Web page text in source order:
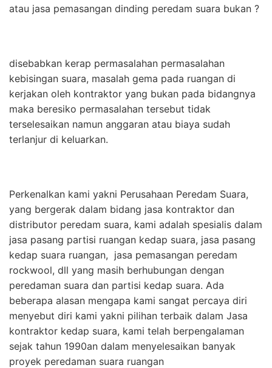
atau jasa pemasangan dinding peredam suara bukan ?
disebabkan kerap permasalahan permasalahan
kebisingan suara, masalah gema pada ruangan di
kerjakan oleh kontraktor yang bukan pada bidangnya
maka beresiko permasalahan tersebut tidak
terselesaikan namun anggaran atau biaya sudah
terlanjur di keluarkan.
Perkenalkan kami yakni Perusahaan Peredam Suara,
yang bergerak dalam bidang jasa kontraktor dan
distributor peredam suara, kami adalah spesialis dalam
jasa pasang partisi ruangan kedap suara, jasa pasang
kedap suara ruangan, jasa pemasangan peredam
rockwool, dll yang masih berhubungan dengan
peredaman suara dan partisi kedap suara. Ada
beberapa alasan mengapa kami sangat percaya diri
menyebut diri kami yakni pilihan terbaik dalam Jasa
kontraktor kedap suara, kami telah berpengalaman
sejak tahun 1990an dalam menyelesaikan banyak
proyek peredaman suara ruangan